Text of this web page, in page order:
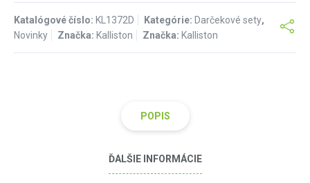
Katalógové číslo: KL1372D Kategórie: Darčekové sety,
Novinky
Značka: Kalliston Značka: Kalliston
POPIS
ĎALŠIE INFORMÁCIE